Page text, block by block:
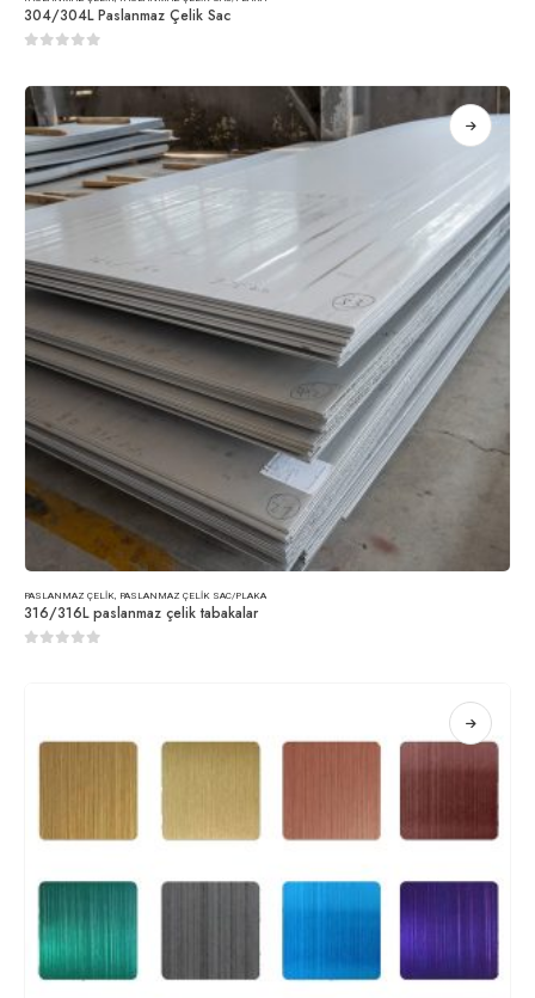
304/304L Paslanmaz Çelik Sac
PASLANMAZ ÇELIK, PASLANMAZ ÇELIK SAC/PLAKA
316/316L paslanmaz çelik tabakalar